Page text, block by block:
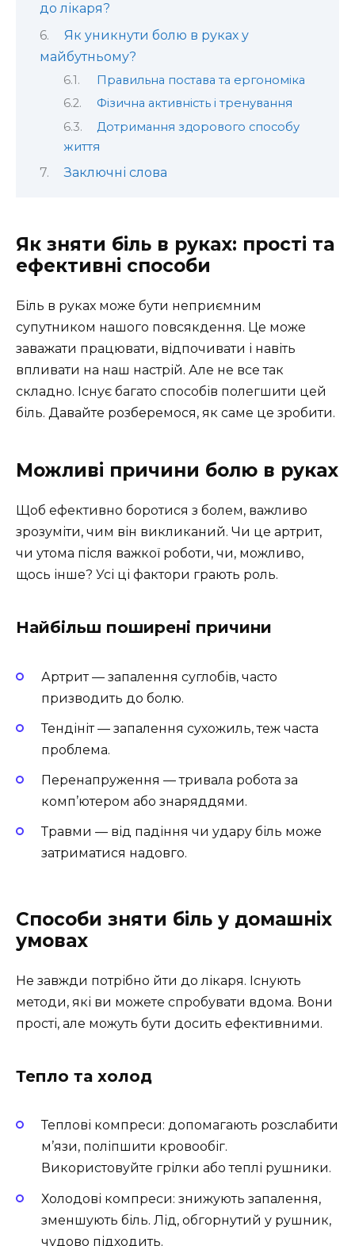
до лікаря?
Як уникнути болю в руках у
майбутньому?
Правильна постава та ергономіка
Фізична активність і тренування
Дотримання здорового способу
життя
Заключні слова
Як зняти біль в руках: прості та
ефективні способи
Біль в руках може бути неприємним
супутником нашого повсякдення. Це може
заважати працювати, відпочивати і навіть
впливати на наш настрій. Але не все так
складно. Існує багато способів полегшити цей
біль. Давайте розберемося, як саме це зробити.
Можливі причини болю в руках
Щоб ефективно боротися з болем, важливо
зрозуміти, чим він викликаний. Чи це артрит,
чи утома після важкої роботи, чи, можливо,
щось інше? Усі ці фактори грають роль.
Найбільш поширені причини
Артрит — запалення суглобів, часто
призводить до болю.
Тендініт — запалення сухожиль, теж часта
проблема.
Перенапруження — тривала робота за
комп’ютером або знаряддями.
Травми — від падіння чи удару біль може
затриматися надовго.
Способи зняти біль у домашніх
умовах
Не завжди потрібно йти до лікаря. Існують
методи, які ви можете спробувати вдома. Вони
прості, але можуть бути досить ефективними.
Тепло та холод
Теплові компреси: допомагають розслабити
м’язи, поліпшити кровообіг.
Використовуйте грілки або теплі рушники.
Холодові компреси: знижують запалення,
зменшують біль. Лід, обгорнутий у рушник,
чудово підходить.